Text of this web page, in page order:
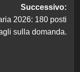
Successivo:
2026: 180 posti
sulla domanda.